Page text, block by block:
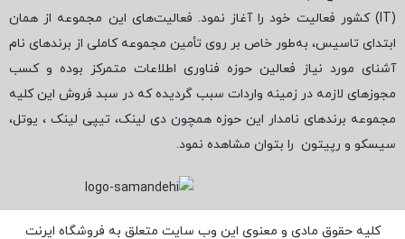
(
IT) کشور فعالیت خود را آغاز نمود. فعالیت‌های این مجموعه از همان
ابتدای تاسیس، به‌طور خاص بر روی تأمین مجموعه کاملی از برندهای نام
آشنای مورد نیاز فعالین حوزه فناوری اطلاعات متمرکز بوده و کسب
مجوزهای لازمه در زمینه واردات سبب گردیده که در سبد فروش این کلیه
مجموعه برندهای نامدار این حوزه همچون دی لینک، تیپی لینک ، یوتل،
سیسکو و رپیتون را بتوان مشاهده نمود.
کلیه حقوق مادی و معنوی این وب سایت متعلق به فروشگاه ایرنت